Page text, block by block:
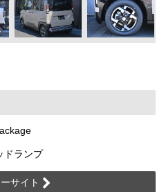
ドランプ
サイト